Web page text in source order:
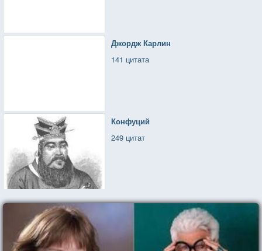
Джордж Карлин
141 цитата
Конфуций
249 цитат